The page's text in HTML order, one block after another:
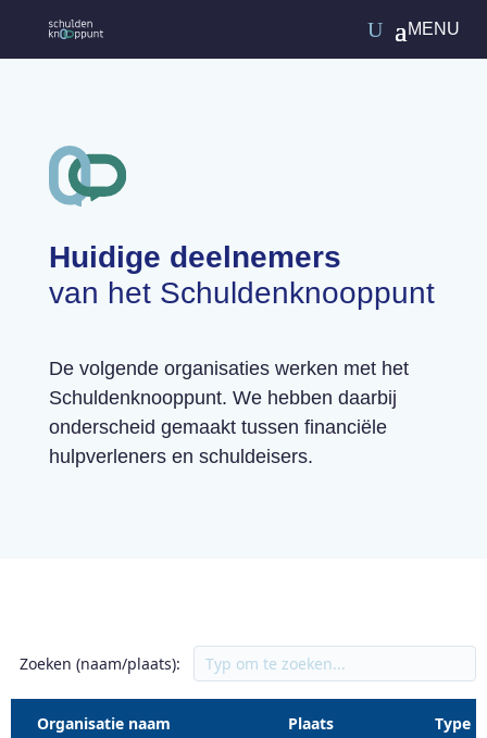
Huidige deelnemers
van het Schuldenknooppunt
De volgende organisaties werken met het
Schuldenknooppunt. We hebben daarbij
onderscheid gemaakt tussen financiële
hulpverleners en schuldeisers.
Zoeken (naam/plaats):
Organisatie naam Plaats Type